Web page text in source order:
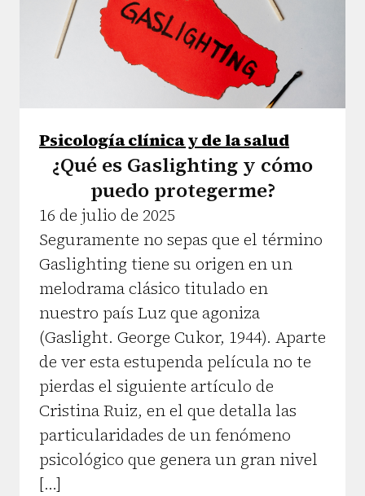
Psicología clínica y de la salud
¿Qué es Gaslighting y cómo
puedo protegerme?
16 de julio de 2025
Seguramente no sepas que el término
Gaslighting tiene su origen en un
melodrama clásico titulado en
nuestro país Luz que agoniza
(Gaslight. George Cukor, 1944). Aparte
de ver esta estupenda película no te
pierdas el siguiente artículo de
Cristina Ruiz, en el que detalla las
particularidades de un fenómeno
psicológico que genera un gran nivel
[…]